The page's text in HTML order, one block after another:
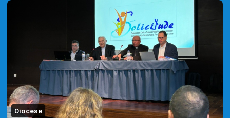
Diocese